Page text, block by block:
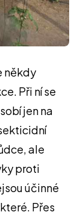
někdy
Při ní se
jen na
ale
proti
účinné
Přes